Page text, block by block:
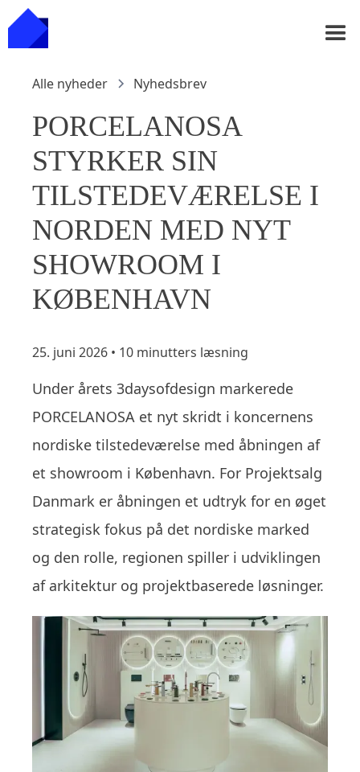
Alle nyheder Nyhedsbrev
PORCELANOSA
STYRKER SIN
TILSTEDEVÆRELSE I
NORDEN MED NYT
SHOWROOM I
KØBENHAVN
25. juni 2026 • 10 minutters læsning
Under årets 3daysofdesign markerede
PORCELANOSA et nyt skridt i koncernens
nordiske tilstedeværelse med åbningen af
et showroom i København. For Projektsalg
Danmark er åbningen et udtryk for en øget
strategisk fokus på det nordiske marked
og den rolle, regionen spiller i udviklingen
af arkitektur og projektbaserede løsninger.